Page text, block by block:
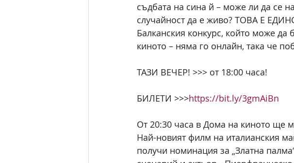
съдбата на сина й – може ли да се
случайност да е живо? ТОВА Е
Балканския конкурс, който може
киното – няма го онлайн, така че
ТАЗИ ВЕЧЕР! >>> от 18:00 часа!
БИЛЕТИ >>>https://bit.ly/3gmAiBn
От 20:30 часа в Дома на киното ще
Най-новият филм на италианския
получи номинация за „Златна